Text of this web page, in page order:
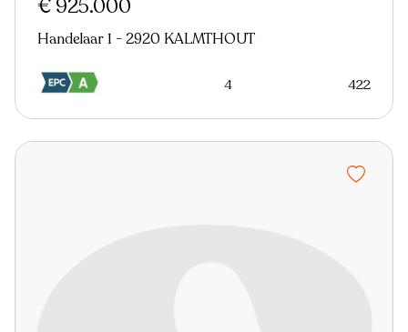
€ 925.000
Handelaar 1 - 2920 KALMTHOUT
4 422